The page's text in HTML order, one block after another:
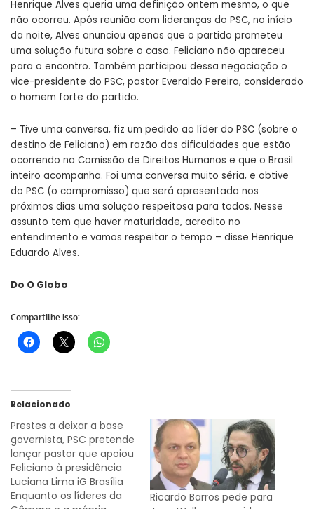
Henrique Alves queria uma definição ontem mesmo, o que
não ocorreu. Após reunião com lideranças do PSC, no início
da noite, Alves anunciou apenas que o partido prometeu
uma solução futura sobre o caso. Feliciano não apareceu
para o encontro. Também participou dessa negociação o
vice-presidente do PSC, pastor Everaldo Pereira, considerado
o homem forte do partido.
– Tive uma conversa, fiz um pedido ao líder do PSC (sobre o
destino de Feliciano) em razão das dificuldades que estão
ocorrendo na Comissão de Direitos Humanos e que o Brasil
inteiro acompanha. Foi uma conversa muito séria, e obtive
do PSC (o compromisso) que será apresentada nos
próximos dias uma solução respeitosa para todos. Nesse
assunto tem que haver maturidade, acredito no
entendimento e vamos respeitar o tempo – disse Henrique
Eduardo Alves.
Do O Globo
Compartilhe isso:
Relacionado
Prestes a deixar a base
governista, PSC pretende
lançar pastor que apoiou
Feliciano à presidência
Luciana Lima iG Brasília
Enquanto os líderes da
Ricardo Barros pede para